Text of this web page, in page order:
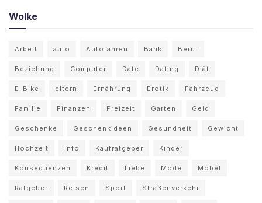
Wolke
Arbeit auto Autofahren Bank Beruf
Beziehung Computer Date Dating Diät
E-Bike eltern Ernährung Erotik Fahrzeug
Familie Finanzen Freizeit Garten Geld
Geschenke Geschenkideen Gesundheit Gewicht
Hochzeit Info Kaufratgeber Kinder
Konsequenzen Kredit Liebe Mode Möbel
Ratgeber Reisen Sport Straßenverkehr